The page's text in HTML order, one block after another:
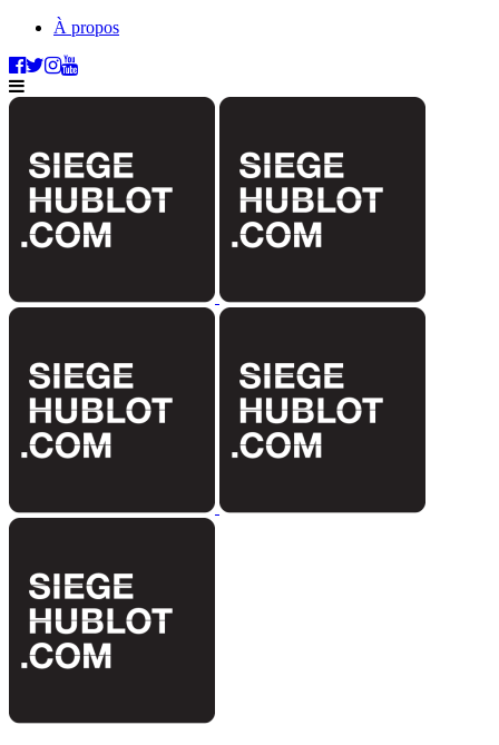
À propos